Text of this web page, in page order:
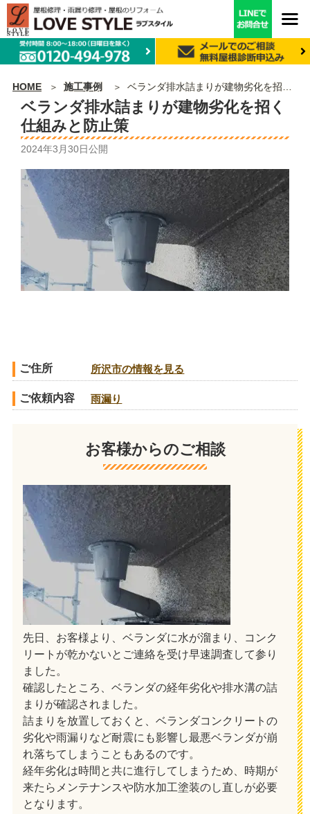
HOME 施工事例 ベランダ排水詰まりが建物劣化を招く仕組みと防止策
ベランダ排水詰まりが建物劣化を招く
仕組みと防止策
2024年3月30日公開
ご住所 所沢市の情報を見る
ご依頼内容 雨漏り
お客様からのご相談
先日、お客様より、ベランダに水が溜まり、コンク
リートが乾かないとご連絡を受け早速調査して参り
ました。
確認したところ、ベランダの経年劣化や排水溝の詰
まりが確認されました。
詰まりを放置しておくと、ベランダコンクリートの
劣化や雨漏りなど耐震にも影響し最悪ベランダが崩
れ落ちてしまうこともあるのです。
経年劣化は時間と共に進行してしまうため、時期が
来たらメンテナンスや防水加工塗装のし直しが必要
となります。